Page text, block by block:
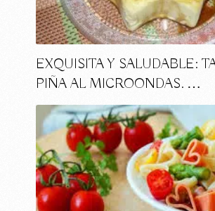
EXQUISITA Y SALUDABLE:
PIÑA AL MICROONDAS. …